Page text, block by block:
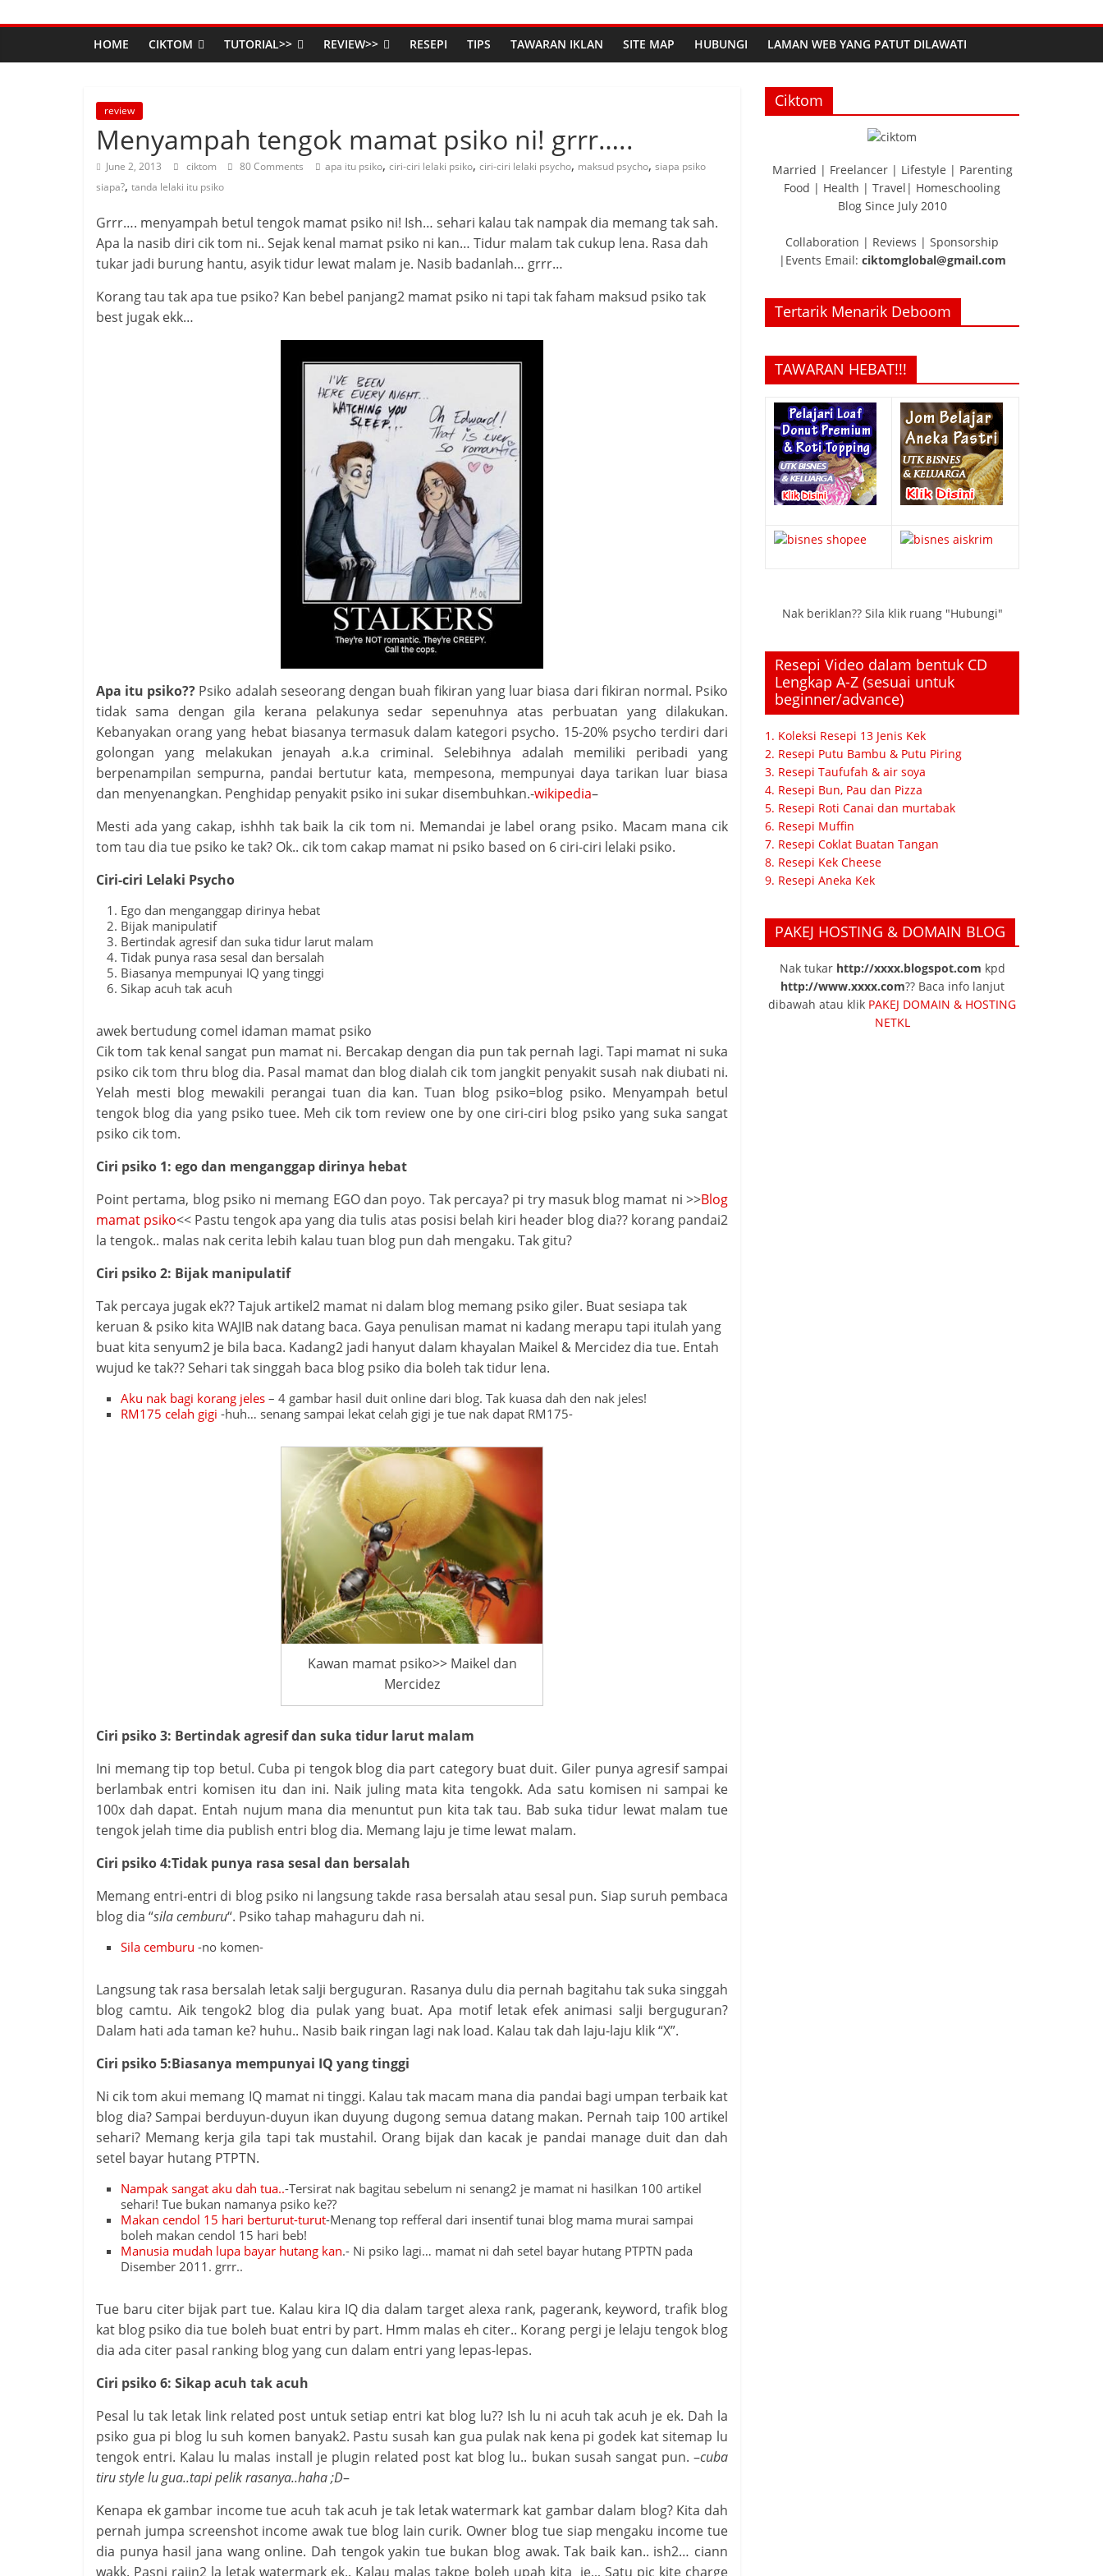
HOME CIKTOM TUTORIAL>> REVIEW>> RESEPI TIPS TAWARAN IKLAN SITE MAP HUBUNGI LAMAN WEB YANG PATUT DILAWATI
review
Menyampah tengok mamat psiko ni! grrr…..
June 2, 2013 ciktom 80 Comments apa itu psiko, ciri-ciri lelaki psiko, ciri-ciri lelaki psycho, maksud psycho, siapa psiko
siapa?, tanda lelaki itu psiko
Grrr…. menyampah betul tengok mamat psiko ni! Ish… sehari kalau tak nampak dia memang tak sah.
Apa la nasib diri cik tom ni.. Sejak kenal mamat psiko ni kan… Tidur malam tak cukup lena. Rasa dah
tukar jadi burung hantu, asyik tidur lewat malam je. Nasib badanlah… grrr…
Korang tau tak apa tue psiko? Kan bebel panjang2 mamat psiko ni tapi tak faham maksud psiko tak
best jugak ekk…
Apa itu psiko?? Psiko adalah seseorang dengan buah fikiran yang luar biasa dari fikiran normal. Psiko
tidak sama dengan gila kerana pelakunya sedar sepenuhnya atas perbuatan yang dilakukan.
Kebanyakan orang yang hebat biasanya termasuk dalam kategori psycho. 15-20% psycho terdiri dari
golongan yang melakukan jenayah a.k.a criminal. Selebihnya adalah memiliki peribadi yang
berpenampilan sempurna, pandai bertutur kata, mempesona, mempunyai daya tarikan luar biasa
dan menyenangkan. Penghidap penyakit psiko ini sukar disembuhkan.-wikipedia–
Mesti ada yang cakap, ishhh tak baik la cik tom ni. Memandai je label orang psiko. Macam mana cik
tom tau dia tue psiko ke tak? Ok.. cik tom cakap mamat ni psiko based on 6 ciri-ciri lelaki psiko.
Ciri-ciri Lelaki Psycho
Ego dan menganggap dirinya hebat
Bijak manipulatif
Bertindak agresif dan suka tidur larut malam
Tidak punya rasa sesal dan bersalah
Biasanya mempunyai IQ yang tinggi
Sikap acuh tak acuh
awek bertudung comel idaman mamat psiko
Cik tom tak kenal sangat pun mamat ni. Bercakap dengan dia pun tak pernah lagi. Tapi mamat ni suka
psiko cik tom thru blog dia. Pasal mamat dan blog dialah cik tom jangkit penyakit susah nak diubati ni.
Yelah mesti blog mewakili perangai tuan dia kan. Tuan blog psiko=blog psiko. Menyampah betul
tengok blog dia yang psiko tuee. Meh cik tom review one by one ciri-ciri blog psiko yang suka sangat
psiko cik tom.
Ciri psiko 1: ego dan menganggap dirinya hebat
Point pertama, blog psiko ni memang EGO dan poyo. Tak percaya? pi try masuk blog mamat ni >>Blog
mamat psiko<< Pastu tengok apa yang dia tulis atas posisi belah kiri header blog dia?? korang pandai2
la tengok.. malas nak cerita lebih kalau tuan blog pun dah mengaku. Tak gitu?
Ciri psiko 2: Bijak manipulatif
Tak percaya jugak ek?? Tajuk artikel2 mamat ni dalam blog memang psiko giler. Buat sesiapa tak
keruan & psiko kita WAJIB nak datang baca. Gaya penulisan mamat ni kadang merapu tapi itulah yang
buat kita senyum2 je bila baca. Kadang2 jadi hanyut dalam khayalan Maikel & Mercidez dia tue. Entah
wujud ke tak?? Sehari tak singgah baca blog psiko dia boleh tak tidur lena.
Aku nak bagi korang jeles – 4 gambar hasil duit online dari blog. Tak kuasa dah den nak jeles!
RM175 celah gigi -huh… senang sampai lekat celah gigi je tue nak dapat RM175-
Kawan mamat psiko>> Maikel dan
Mercidez
Ciri psiko 3: Bertindak agresif dan suka tidur larut malam
Ini memang tip top betul. Cuba pi tengok blog dia part category buat duit. Giler punya agresif sampai
berlambak entri komisen itu dan ini. Naik juling mata kita tengokk. Ada satu komisen ni sampai ke
100x dah dapat. Entah nujum mana dia menuntut pun kita tak tau. Bab suka tidur lewat malam tue
tengok jelah time dia publish entri blog dia. Memang laju je time lewat malam.
Ciri psiko 4:Tidak punya rasa sesal dan bersalah
Memang entri-entri di blog psiko ni langsung takde rasa bersalah atau sesal pun. Siap suruh pembaca
blog dia “sila cemburu“. Psiko tahap mahaguru dah ni.
Sila cemburu -no komen-
Langsung tak rasa bersalah letak salji berguguran. Rasanya dulu dia pernah bagitahu tak suka singgah
blog camtu. Aik tengok2 blog dia pulak yang buat. Apa motif letak efek animasi salji berguguran?
Dalam hati ada taman ke? huhu.. Nasib baik ringan lagi nak load. Kalau tak dah laju-laju klik “X”.
Ciri psiko 5:Biasanya mempunyai IQ yang tinggi
Ni cik tom akui memang IQ mamat ni tinggi. Kalau tak macam mana dia pandai bagi umpan terbaik kat
blog dia? Sampai berduyun-duyun ikan duyung dugong semua datang makan. Pernah taip 100 artikel
sehari? Memang kerja gila tapi tak mustahil. Orang bijak dan kacak je pandai manage duit dan dah
setel bayar hutang PTPTN.
Nampak sangat aku dah tua..-Tersirat nak bagitau sebelum ni senang2 je mamat ni hasilkan 100 artikel
sehari! Tue bukan namanya psiko ke??
Makan cendol 15 hari berturut-turut-Menang top refferal dari insentif tunai blog mama murai sampai
boleh makan cendol 15 hari beb!
Manusia mudah lupa bayar hutang kan.- Ni psiko lagi… mamat ni dah setel bayar hutang PTPTN pada
Disember 2011. grrr..
Tue baru citer bijak part tue. Kalau kira IQ dia dalam target alexa rank, pagerank, keyword, trafik blog
kat blog psiko dia tue boleh buat entri by part. Hmm malas eh citer.. Korang pergi je lelaju tengok blog
dia ada citer pasal ranking blog yang cun dalam entri yang lepas-lepas.
Ciri psiko 6: Sikap acuh tak acuh
Pesal lu tak letak link related post untuk setiap entri kat blog lu?? Ish lu ni acuh tak acuh je ek. Dah la
psiko gua pi blog lu suh komen banyak2. Pastu susah kan gua pulak nak kena pi godek kat sitemap lu
tengok entri. Kalau lu malas install je plugin related post kat blog lu.. bukan susah sangat pun. –cuba
tiru style lu gua..tapi pelik rasanya..haha ;D–
Kenapa ek gambar income tue acuh tak acuh je tak letak watermark kat gambar dalam blog? Kita dah
pernah jumpa screenshot income awak tue blog lain curik. Owner blog tue siap mengaku income tue
dia punya hasil jana wang online. Dah tengok yakin tue bukan blog awak. Tak baik kan.. ish2… ciann
wakk. Pasni rajin2 la letak watermark ek.. Kalau malas takpe boleh upah kita je,,, Satu pic kite charge
Ciktom
Married | Freelancer | Lifestyle | Parenting
Food | Health | Travel| Homeschooling
Blog Since July 2010
Collaboration | Reviews | Sponsorship
|Events Email: ciktomglobal@gmail.com
Tertarik Menarik Deboom
TAWARAN HEBAT!!!
Nak beriklan?? Sila klik ruang "Hubungi"
Resepi Video dalam bentuk CD
Lengkap A-Z (sesuai untuk
beginner/advance)
1. Koleksi Resepi 13 Jenis Kek
2. Resepi Putu Bambu & Putu Piring
3. Resepi Taufufah & air soya
4. Resepi Bun, Pau dan Pizza
5. Resepi Roti Canai dan murtabak
6. Resepi Muffin
7. Resepi Coklat Buatan Tangan
8. Resepi Kek Cheese
9. Resepi Aneka Kek
PAKEJ HOSTING & DOMAIN BLOG
Nak tukar http://xxxx.blogspot.com kpd
http://www.xxxx.com?? Baca info lanjut
dibawah atau klik PAKEJ DOMAIN & HOSTING
NETKL